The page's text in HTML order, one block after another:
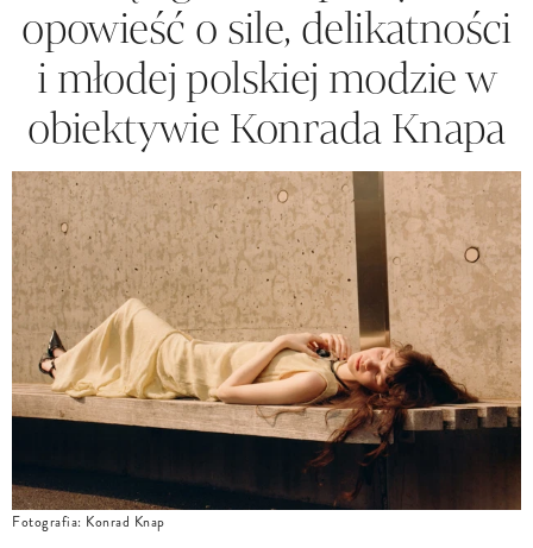
opowieść o sile, delikatności
i młodej polskiej modzie w
obiektywie Konrada Knapa
Fotografia: Konrad Knap